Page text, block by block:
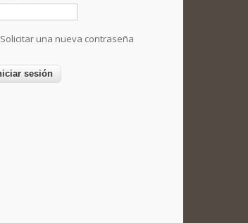
Solicitar una nueva contraseña